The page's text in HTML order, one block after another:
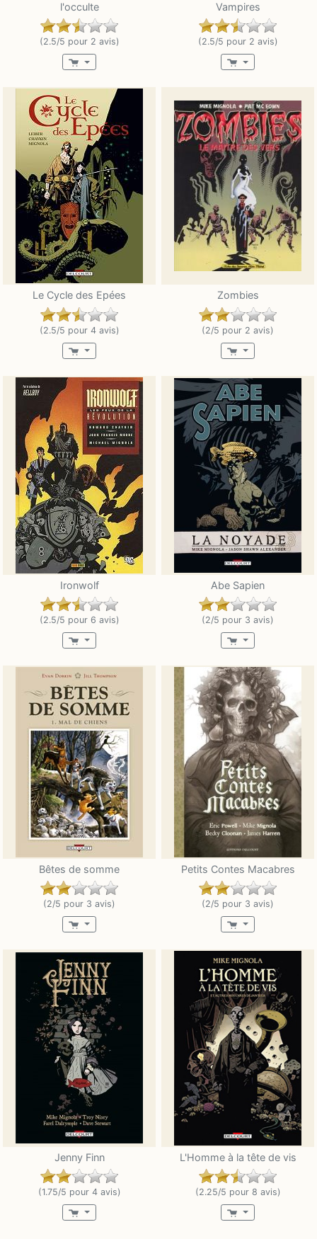
l'occulte
(2.5/5 pour 2 avis)
Vampires
(2.5/5 pour 2 avis)
Le Cycle des Epées
(2.5/5 pour 4 avis)
Zombies
(2/5 pour 2 avis)
Ironwolf
(2.5/5 pour 6 avis)
Abe Sapien
(2/5 pour 3 avis)
Bêtes de somme
(2/5 pour 3 avis)
Petits Contes Macabres
(2/5 pour 3 avis)
Jenny Finn
(1.75/5 pour 4 avis)
L'Homme à la tête de vis
(2.25/5 pour 8 avis)